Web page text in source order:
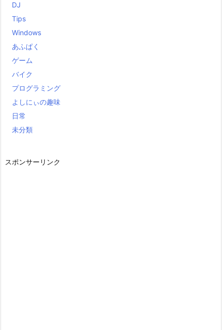
DJ
Tips
Windows
あふぱく
ゲーム
バイク
プログラミング
よしにぃの趣味
日常
未分類
スポンサーリンク